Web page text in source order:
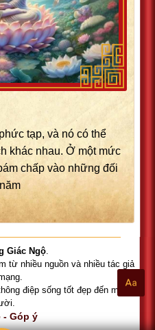
tạp, và nó có thể
khác nhau. Ở một mức
chấp vào những đối
Giác Ngộ.
từ nhiều nguồn và nhiều tác giả
điệp sống tốt đẹp đến mọi
- Góp ý